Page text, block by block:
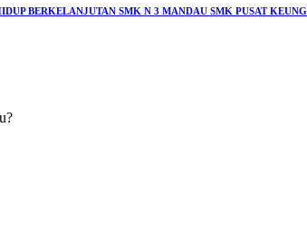
BERKELANJUTAN SMK N 3 MANDAU SMK PUSAT